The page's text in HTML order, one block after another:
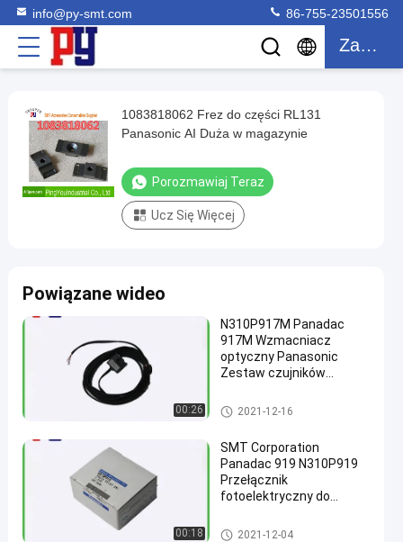
info@py-smt.com 86-755-23501556
Zacytować
1083818062
Frez
do
części
Duża
w
magazynie
zamienne
2021-
poglądy
porozmawiaj
1083818062 Frez do części RL131
Panasonic AI Duża w magazynie
Porozmawiaj Teraz
Ucz Się Więcej
Powiązane wideo
00:26
N310P917M Panadac
917M Wzmacniacz
optyczny Panasonic
Zestaw czujników
Wzmacniacz
Części zamienne AI
2021-12-16
00:18
SMT Corporation
Panadac 919 N310P919
Przełącznik
fotoelektryczny do
automatyczną wkładką
Części zamienne AI
2021-12-04